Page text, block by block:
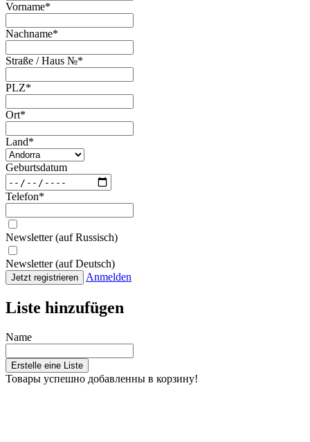
Vorname*
Nachname*
Straße / Haus №*
PLZ*
Ort*
Land*
Geburtsdatum
Telefon*
Newsletter (auf Russisch)
Newsletter (auf Deutsch)
Jetzt registrieren Anmelden
Liste hinzufügen
Name
Erstelle eine Liste
Товары успешно добавленны в корзину!